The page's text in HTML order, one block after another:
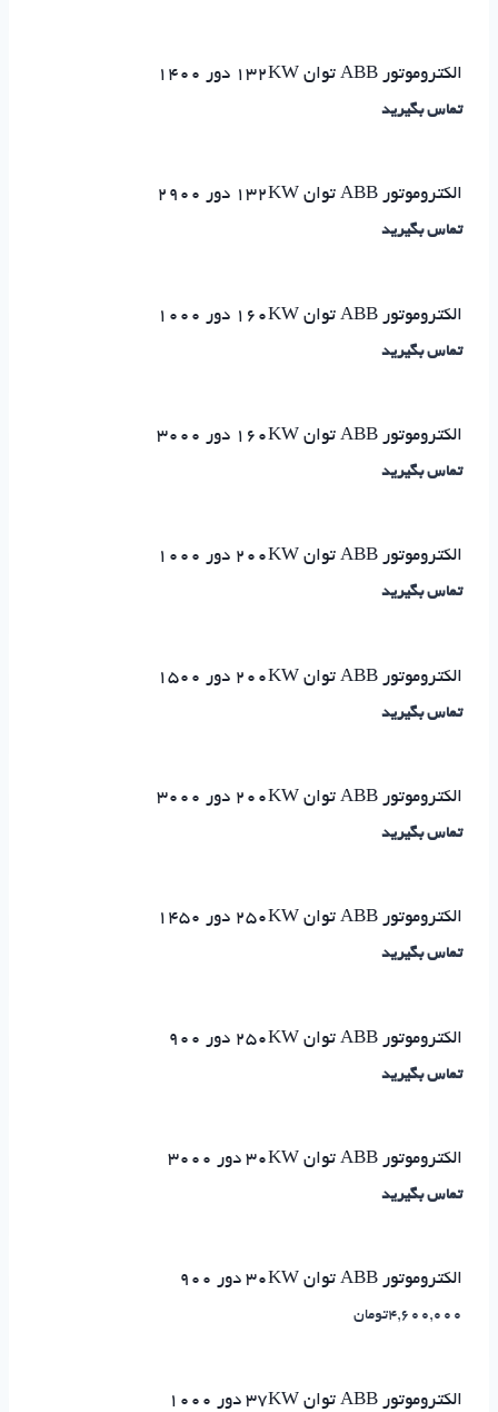
الکتروموتور ABB توان ۱۳۲KW دور ۱۴۰۰
تماس بگیرید
الکتروموتور ABB توان ۱۳۲KW دور ۲۹۰۰
تماس بگیرید
الکتروموتور ABB توان ۱۶۰KW دور ۱۰۰۰
تماس بگیرید
الکتروموتور ABB توان ۱۶۰KW دور ۳۰۰۰
تماس بگیرید
الکتروموتور ABB توان ۲۰۰KW دور ۱۰۰۰
تماس بگیرید
الکتروموتور ABB توان ۲۰۰KW دور ۱۵۰۰
تماس بگیرید
الکتروموتور ABB توان ۲۰۰KW دور ۳۰۰۰
تماس بگیرید
الکتروموتور ABB توان ۲۵۰KW دور ۱۴۵۰
تماس بگیرید
الکتروموتور ABB توان ۲۵۰KW دور ۹۰۰
تماس بگیرید
الکتروموتور ABB توان ۳۰KW دور ۳۰۰۰
تماس بگیرید
الکتروموتور ABB توان ۳۰KW دور ۹۰۰
4,600,000تومان
الکتروموتور ABB توان ۳۷KW دور ۱۰۰۰